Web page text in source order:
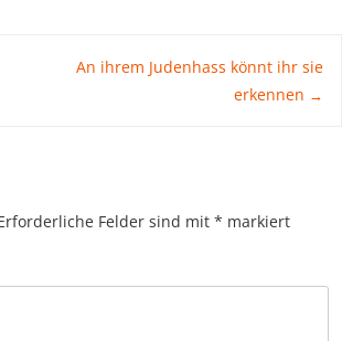
An ihrem Judenhass könnt ihr sie
erkennen →
Felder sind mit * markiert